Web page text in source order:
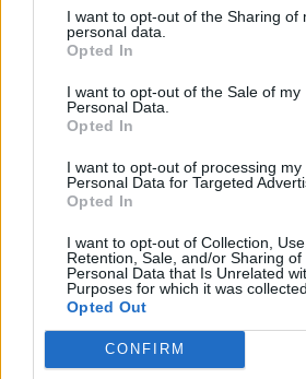
I want to opt-out of the Sharing of
personal data.
Opted In
I want to opt-out of the Sale of my
Personal Data.
Opted In
I want to opt-out of processing my
Personal Data for Targeted
Opted In
I want to opt-out of Collection, Use,
Retention, Sale, and/or Sharing of
Personal Data that Is Unrelated
Purposes for which it was collected.
Opted Out
CONFIRM
αναζωπύρωσης.
Η έγκαιρη επέμβαση των
επιβεβαιώνει για ακόμη μία
αντιμετώπιση έκτακτων
κατά τη διάρκεια της